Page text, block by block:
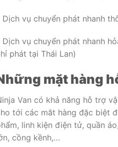
Dịch vụ chuyển phát nhanh
Dịch vụ chuyển phát nhanh
phát tại Thái Lan)
mặt hàng
Van có khả năng hỗ trợ
tới các măt hàng đặc biệt
linh kiện điện tử, quần
cồng kềnh,…